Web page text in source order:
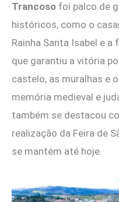
Trancoso foi palco de
históricos, como o
Rainha Santa Isabel e
que garantiu a vitória
castelo, as muralhas e
memória medieval e
também se destacou
realização da Feira de
se mantém até hoje.